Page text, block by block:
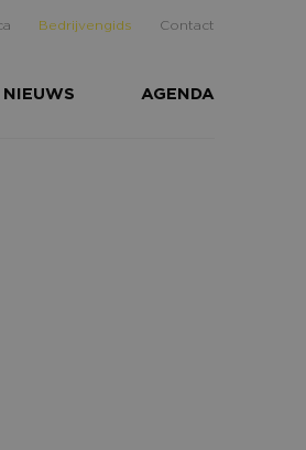
Bedrijvengids Contact
NIEUWS AGENDA